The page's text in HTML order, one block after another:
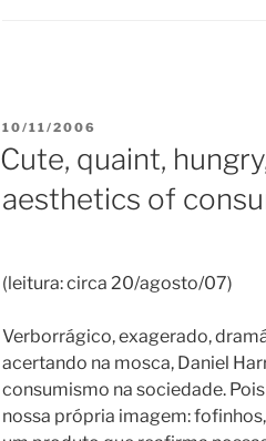
POSTED
10/11/2006
Cute, quaint,
aesthetics of
(leitura: circa 20/agosto/07)
Verborrágico, exagerado,
acertando na mosca, Daniel
consumismo na sociedade.
nossa própria imagem: